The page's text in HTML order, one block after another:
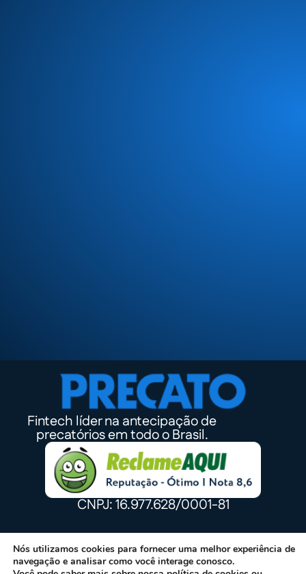
Fintech líder na antecipação de
precatórios em todo o Brasil.
CNPJ: 16.977.628/0001-81
Nós utilizamos cookies para fornecer uma melhor experiência de
navegação e analisar como você interage conosco.